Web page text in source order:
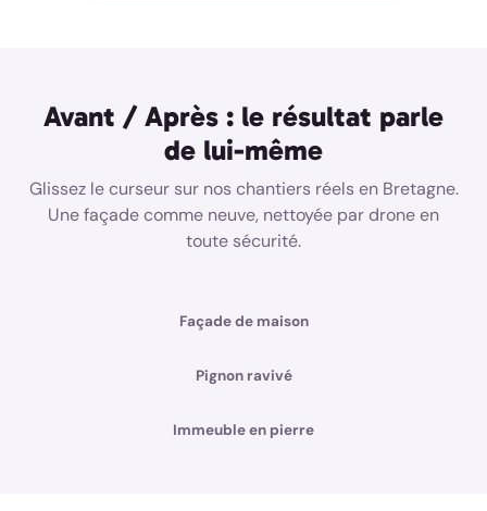
Avant / Après : le résultat parle
de lui-même
Glissez le curseur sur nos chantiers réels en Bretagne.
Une façade comme neuve, nettoyée par drone en
toute sécurité.
Façade de maison
Pignon ravivé
Immeuble en pierre